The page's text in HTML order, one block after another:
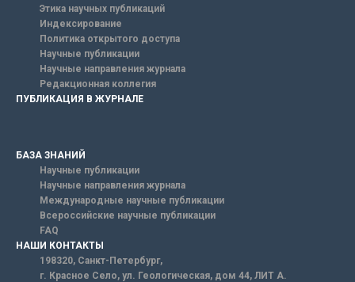
Этика научных публикаций
Индексирование
Политика открытого доступа
Научные публикации
Научные направления журнала
Редакционная коллегия
ПУБЛИКАЦИЯ В ЖУРНАЛЕ
БАЗА ЗНАНИЙ
Научные публикации
Научные направления журнала
Международные научные публикации
Всероссийские научные публикации
FAQ
НАШИ КОНТАКТЫ
198320, Санкт-Петербург,
г. Красное Село, ул. Геологическая, дом 44, ЛИТ А.